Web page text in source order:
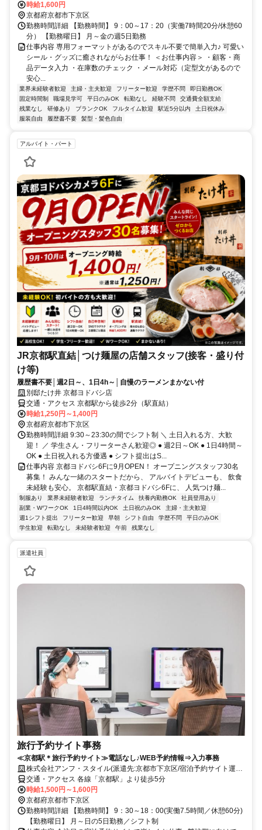
時給1,600円
京都府京都市下京区
勤務時間詳細 【勤務時間】 9：00～17：20（実働7時間20分/休憩60
分） 【勤務曜日】 月～金の週5日勤務
仕事内容 専用フォーマットがあるのでスキル不要で簡単入力♪ 可愛い
シール・グッズに癒されながらお仕事！ ＜お仕事内容＞ ・顧客・商
品データ入力 ・在庫数のチェック ・メール対応（定型文があるので
安心...
業界未経験者歓迎 主婦・主夫歓迎 フリーター歓迎 学歴不問
即日勤務OK
固定時間制
職場見学可 平日のみOK 転勤なし 経験不問
交通費全額支給
残業なし
研修あり ブランクOK フルタイム歓迎 駅近5分以内
土日祝休み
服装自由
履歴書不要 髪型・髪色自由
アルバイト・パート
JR京都駅直結│つけ麺屋の店舗スタッフ(接客・盛り付
け等)
履歴書不要│週2日～、1日4h～│自慢のラーメンまかない付
別邸たけ井 京都ヨドバシ店
交通・アクセス 京都駅から徒歩2分（駅直結）
時給1,250円～1,400円
京都府京都市下京区
勤務時間詳細 9:30～23:30の間でシフト制 ＼ 土日入れる方、大歓
迎！ ／ 学生さん・フリーターさん歓迎◎ ● 週2日～OK ● 1日4時間～
OK ● 土日祝入れる方優遇 ● シフト提出はS...
仕事内容 京都ヨドバシ6Fに9月OPEN！ オープニングスタッフ30名
募集！ みんな一緒のスタートだから、 アルバイトデビューも、 飲食
未経験も安心。 京都駅直結・京都ヨドバシ6Fに、 人気つけ麺...
制服あり 業界未経験者歓迎 ランチタイム 扶養内勤務OK
社員登用あり
副業・WワークOK
1日4時間以内OK 土日祝のみOK
主婦・主夫歓迎
週1シフト提出
フリーター歓迎 早朝 シフト自由 学歴不問
平日のみOK
学生歓迎
転勤なし 未経験者歓迎 午前 残業なし
派遣社員
旅行予約サイト事務
≪京都駅＊旅行予約サイト≫電話なし♪WEB予約情報⇒入力事務
株式会社アンフ・スタイル(派遣先:京都市下京区/宿泊予約サイト運営
会社)
交通・アクセス 各線「京都駅」より徒歩5分
時給1,500円～1,600円
京都府京都市下京区
勤務時間詳細 【勤務時間】 9：30～18：00(実働7.5時間／休憩60分)
【勤務曜日】 月～日の5日勤務／シフト制